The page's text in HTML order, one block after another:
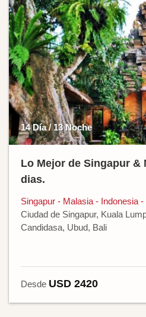
14 Día / 13 Noche
Lo Mejor de Singapur &
dias.
Singapur - Malasia - Indonesia -
Ciudad de Singapur, Kuala
Candidasa, Ubud, Bali
Desde USD 2420